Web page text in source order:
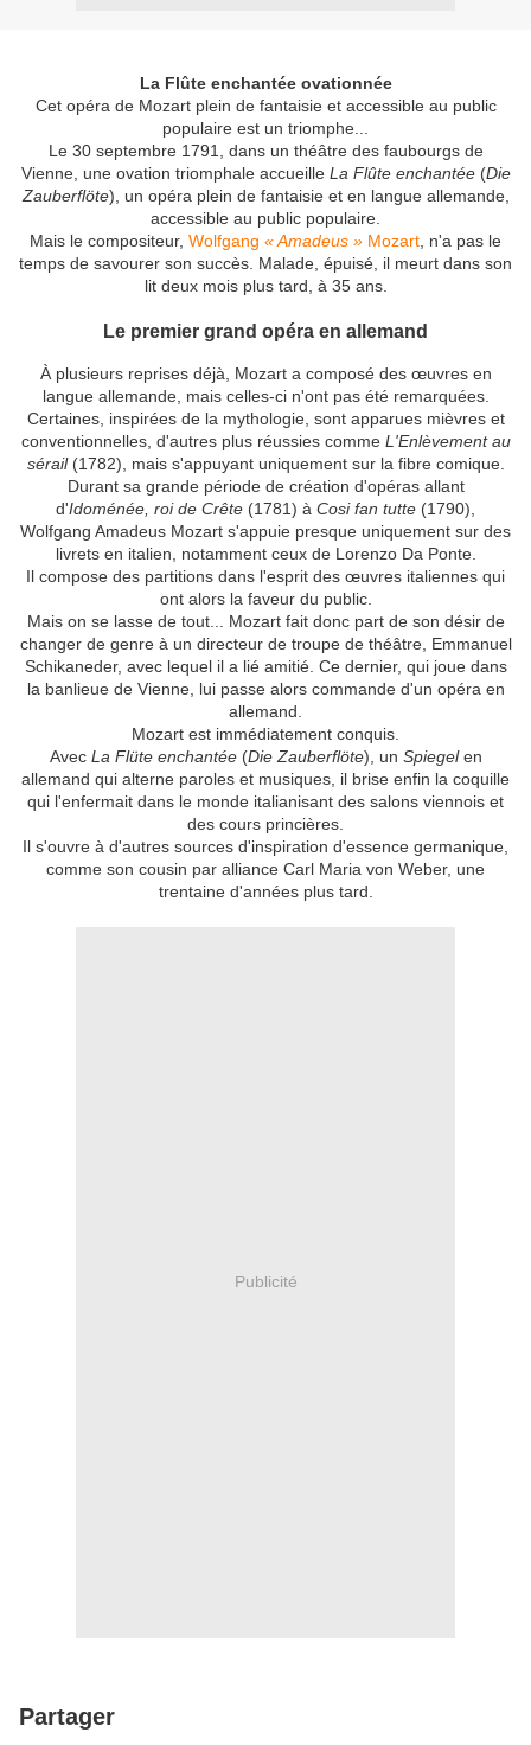
La Flûte enchantée ovationnée
Cet opéra de Mozart plein de fantaisie et accessible au public
populaire est un triomphe...
Le 30 septembre 1791, dans un théâtre des faubourgs de
Vienne, une ovation triomphale accueille La Flûte enchantée (Die
Zauberflöte), un opéra plein de fantaisie et en langue allemande,
accessible au public populaire.
Mais le compositeur, Wolfgang « Amadeus » Mozart , n'a pas le
temps de savourer son succès. Malade, épuisé, il meurt dans son
lit deux mois plus tard, à 35 ans.
Le premier grand opéra en allemand
À plusieurs reprises déjà, Mozart a composé des œuvres en
langue allemande, mais celles-ci n'ont pas été remarquées.
Certaines, inspirées de la mythologie, sont apparues mièvres et
conventionnelles, d'autres plus réussies comme L'Enlèvement au
sérail(1782), mais s'appuyant uniquement sur la fibre comique.
Durant sa grande période de création d'opéras allant
d'Idoménée, roi de Crête (1781) à Cosi fan tutte (1790),
Wolfgang Amadeus Mozart s'appuie presque uniquement sur des
livrets en italien, notamment ceux de Lorenzo Da Ponte.
Il compose des partitions dans l'esprit des œuvres italiennes qui
ont alors la faveur du public.
Mais on se lasse de tout... Mozart fait donc part de son désir de
changer de genre à un directeur de troupe de théâtre, Emmanuel
Schikaneder, avec lequel il a lié amitié. Ce dernier, qui joue dans
la banlieue de Vienne, lui passe alors commande d'un opéra en
allemand.
Mozart est immédiatement conquis.
Avec La Flüte enchantée(Die Zauberflöte), un Spiegelen
allemand qui alterne paroles et musiques, il brise enfin la coquille
qui l'enfermait dans le monde italianisant des salons viennois et
des cours princières.
Il s'ouvre à d'autres sources d'inspiration d'essence germanique,
comme son cousin par alliance Carl Maria von Weber, une
trentaine d'années plus tard.
Publicité
Partager